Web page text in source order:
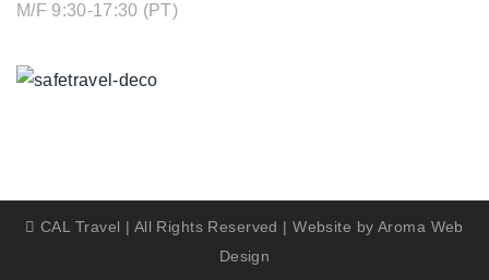
M/F 9:30-17:30 (PT)
CAL Travel | All Rights Reserved | Website by Aroma Web
Design